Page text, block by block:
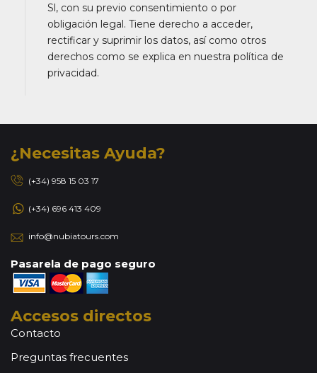
Sl, con su previo consentimiento o por
obligación legal. Tiene derecho a acceder,
rectificar y suprimir los datos, así como otros
derechos como se explica en nuestra política de
privacidad.
¿Necesitas Ayuda?
(+34) 958 15 03 17
(+34) 696 413 409
info@nubiatours.com
Pasarela de pago seguro
Accesos directos
Contacto
Preguntas frecuentes